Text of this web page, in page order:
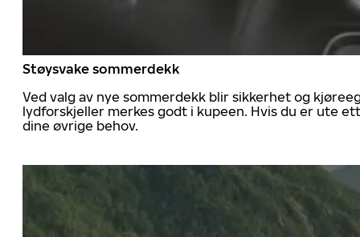
Støysvake sommerdekk
Ved valg av nye sommerdekk blir sikkerhet og
lydforskjeller merkes godt i kupeen. Hvis du er ute
dine øvrige behov.